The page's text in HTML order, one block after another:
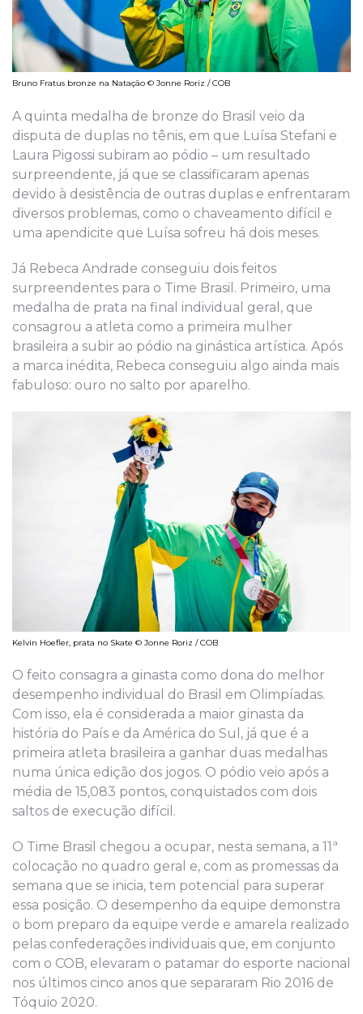
Bruno Fratus bronze na Natação © Jonne Roriz / COB
A quinta medalha de bronze do Brasil veio da
disputa de duplas no tênis, em que Luísa Stefani e
Laura Pigossi subiram ao pódio – um resultado
surpreendente, já que se classificaram apenas
devido à desistência de outras duplas e enfrentaram
diversos problemas, como o chaveamento difícil e
uma apendicite que Luísa sofreu há dois meses.
Já Rebeca Andrade conseguiu dois feitos
surpreendentes para o Time Brasil. Primeiro, uma
medalha de prata na final individual geral, que
consagrou a atleta como a primeira mulher
brasileira a subir ao pódio na ginástica artística. Após
a marca inédita, Rebeca conseguiu algo ainda mais
fabuloso: ouro no salto por aparelho.
Kelvin Hoefler, prata no Skate © Jonne Roriz / COB
O feito consagra a ginasta como dona do melhor
desempenho individual do Brasil em Olimpíadas.
Com isso, ela é considerada a maior ginasta da
história do País e da América do Sul, já que é a
primeira atleta brasileira a ganhar duas medalhas
numa única edição dos jogos. O pódio veio após a
média de 15,083 pontos, conquistados com dois
saltos de execução difícil.
O Time Brasil chegou a ocupar, nesta semana, a 11ª
colocação no quadro geral e, com as promessas da
semana que se inicia, tem potencial para superar
essa posição. O desempenho da equipe demonstra
o bom preparo da equipe verde e amarela realizado
pelas confederações individuais que, em conjunto
com o COB, elevaram o patamar do esporte nacional
nos últimos cinco anos que separaram Rio 2016 de
Tóquio 2020.